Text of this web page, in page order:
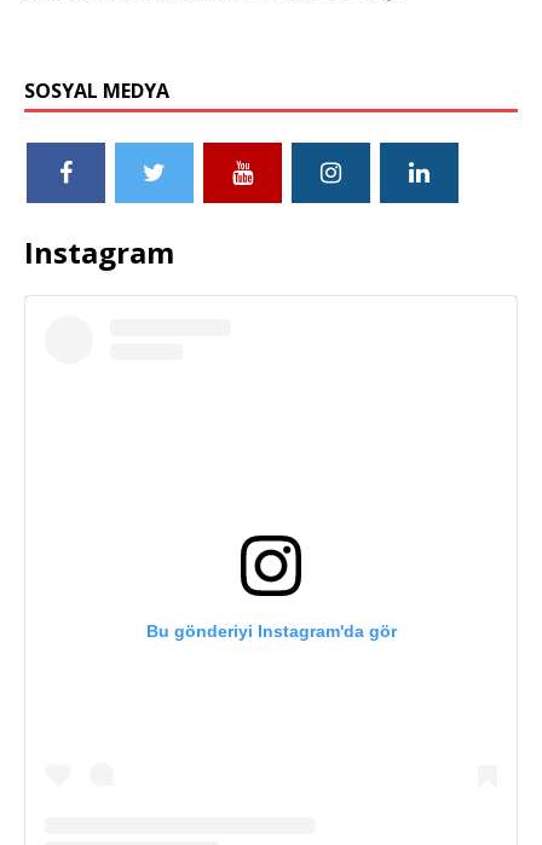
SOSYAL MEDYA
Instagram
Bu gönderiyi Instagram'da gör